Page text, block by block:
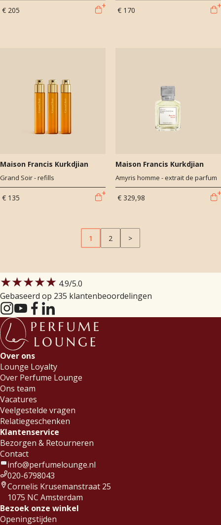
€ 205 € 170
Maison Francis Kurkdjian
Grand Soir - refills
€ 135
Maison Francis Kurkdjian
Amyris homme - extrait de parfum
€ 329,98
1 2 >
★★★★★ 4.9/5.0
Gebaseerd op 235 klantenbeoordelingen
Over ons
Lounge Loyalty
Over Perfume Lounge
Ons team
Vacatures
Veelgestelde vragen
Relatiegeschenken
Klantenservice
Bezorgen & Retourneren
Contact
info@perfumelounge.nl
020-6798043
Cornelis Krusemanstraat 25
1075 NC Amsterdam
Bezoek onze winkel
Openingstijden